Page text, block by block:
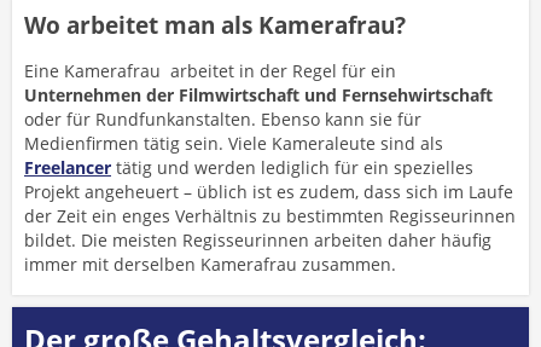
Wo arbeitet man als Kamerafrau?
Eine Kamerafrau arbeitet in der Regel für ein
Unternehmen der Filmwirtschaft und Fernsehwirtschaft
oder für Rundfunkanstalten. Ebenso kann sie für
Medienfirmen tätig sein. Viele Kameraleute sind als
Freelancer tätig und werden lediglich für ein spezielles
Projekt angeheuert – üblich ist es zudem, dass sich im Laufe
der Zeit ein enges Verhältnis zu bestimmten Regisseurinnen
bildet. Die meisten Regisseurinnen arbeiten daher häufig
immer mit derselben Kamerafrau zusammen.